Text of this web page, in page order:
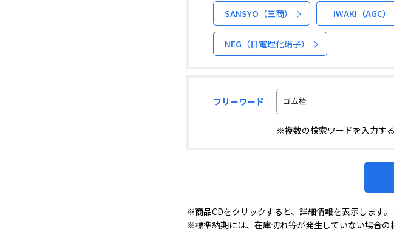
SANSYO（三商） IWAKI（AGC）
NEG（日電理化硝子）
フリーワード
※複数の検索ワードを入力す
※商品CDをクリックすると、詳細情報を表示します。
※標準納期には、在庫切れ等が発生していない場合の